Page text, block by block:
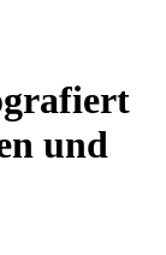
und